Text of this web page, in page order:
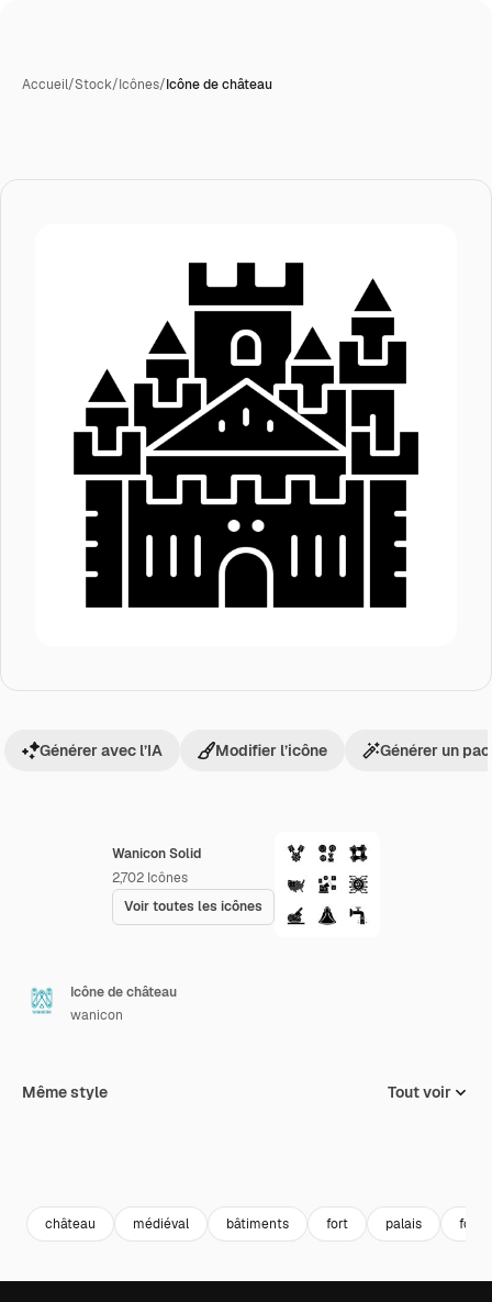
Accueil/Stock/Icônes/Icône de château
Wanicon Solid
2,702 Icônes
Voir toutes les icônes
Générer avec l’IA Modifier l’icône Générer un
Icône de château
wanicon
Même style Tout voir
château médiéval bâtiments fort palais